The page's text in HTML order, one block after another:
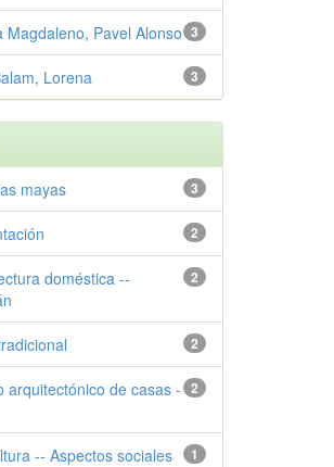
3
Magdaleno, Pavel Alonso
3
Lorena
3
mayas
2
2
doméstica --
2
2
arquitectónico de casas -
1
-- Aspectos sociales